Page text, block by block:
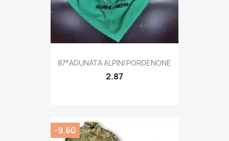
Quick view
87°ADUNATA ALPINI PORDENONE
2.87
-9.60